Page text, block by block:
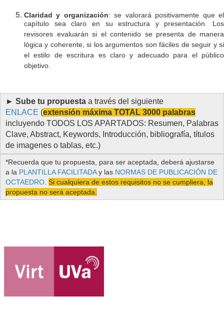
Claridad y organización: se valorará positivamente que el
capítulo sea claro en su estructura y presentación. Los
revisores evaluarán si el contenido se presenta de manera
lógica y coherente, si los argumentos son fáciles de seguir y si
el estilo de escritura es claro y adecuado para el público
objetivo.
► Sube tu propuesta a través del siguiente
ENLACE (extensión máxima TOTAL 3000 palabras
incluyendo TODOS LOS APARTADOS: Resumen, Palabras
Clave, Abstract, Keywords, Introducción, bibliografía, títulos
de imagenes o tablas, etc.)
*Recuerda que tu propuesta, para ser aceptada, deberá ajustarse
a la PLANTILLA FACILITADA y las NORMAS DE PUBLICACIÓN DE
OCTAEDRO. Si cualquiera de estos requisitos no se cumpliera, la
propuesta no será aceptada.